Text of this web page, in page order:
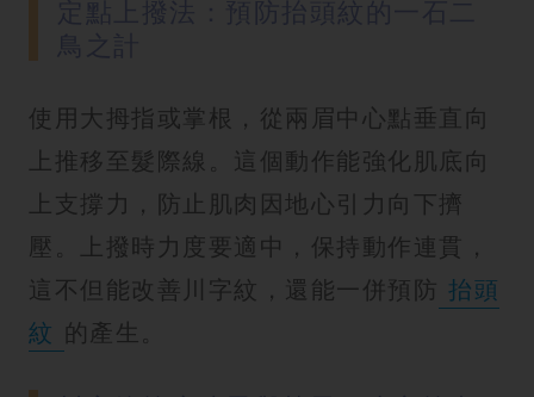
使用大拇指或掌根，從兩眉中心點垂直向
上推移至髮際線。這個動作能強化肌底向
上支撐力，防止肌肉因地心引力向下擠
壓。上撥時力度要適中，保持動作連貫，
這不但能改善川字紋，還能一併預防 抬頭
紋 的產生。